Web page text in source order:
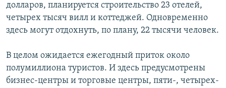
долларов, планируется строительство 23 отелей,
четырех тысяч вилл и коттеджей. Одновременно
здесь могут отдохнуть, по плану, 22 тысячи человек.
В целом ожидается ежегодный приток около
полумиллиона туристов. И здесь предусмотрены
бизнес-центры и торговые центры, пяти-, четырех-